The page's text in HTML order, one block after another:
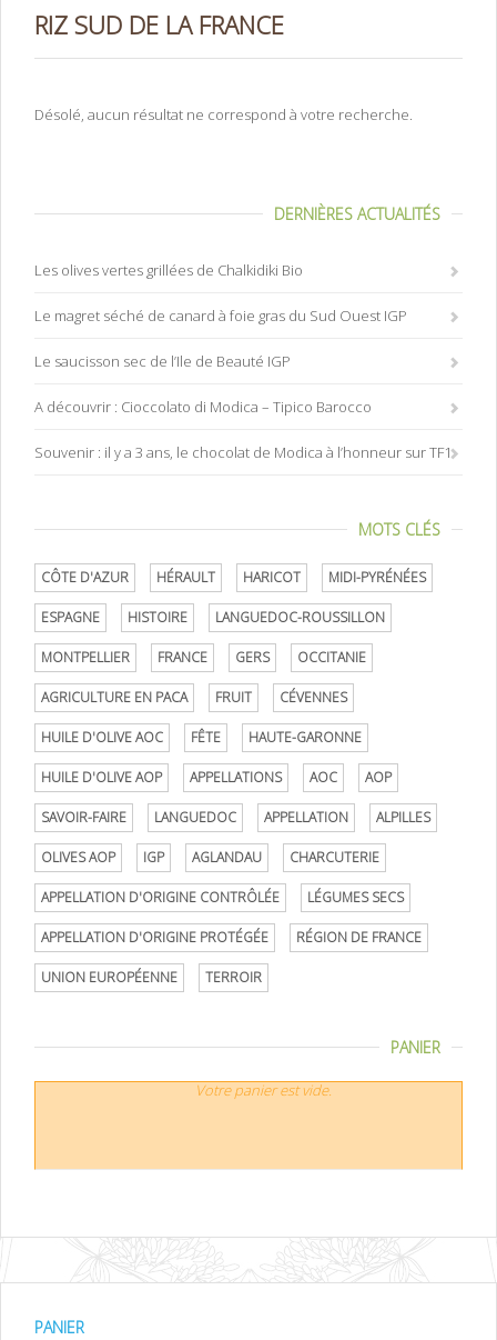
RIZ SUD DE LA FRANCE
Désolé, aucun résultat ne correspond à votre recherche.
DERNIÈRES ACTUALITÉS
Les olives vertes grillées de Chalkidiki Bio
Le magret séché de canard à foie gras du Sud Ouest IGP
Le saucisson sec de l’Ile de Beauté IGP
A découvrir : Cioccolato di Modica – Tipico Barocco
Souvenir : il y a 3 ans, le chocolat de Modica à l’honneur sur TF1
MOTS CLÉS
CÔTE D'AZUR HÉRAULT HARICOT MIDI-PYRÉNÉES
ESPAGNE HISTOIRE LANGUEDOC-ROUSSILLON
MONTPELLIER FRANCE GERS OCCITANIE
AGRICULTURE EN PACA FRUIT CÉVENNES
HUILE D'OLIVE AOC FÊTE HAUTE-GARONNE
HUILE D'OLIVE AOP APPELLATIONS AOC AOP
SAVOIR-FAIRE LANGUEDOC APPELLATION ALPILLES
OLIVES AOP IGP AGLANDAU CHARCUTERIE
APPELLATION D'ORIGINE CONTRÔLÉE LÉGUMES SECS
APPELLATION D'ORIGINE PROTÉGÉE RÉGION DE FRANCE
UNION EUROPÉENNE TERROIR
PANIER
Votre panier est vide.
PANIER